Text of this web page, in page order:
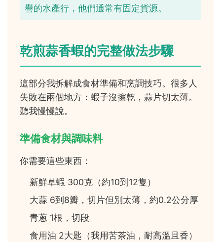
譽的水產行，他們通常有固定貨源。
乾煎蒜香蝦的完整做法步驟
這部分我拆解成食材準備和烹調技巧。很多人
失敗在兩個地方：蝦子沒擦乾，蒜片切太薄。
聽我慢慢說。
準備食材與調味料
你需要這些東西：
新鮮草蝦 300克（約10到12隻）
大蒜 6到8瓣，切片但別太薄，約0.2公分厚
青蔥 1根，切段
食用油 2大匙（我用苦茶油，耐高溫且香）